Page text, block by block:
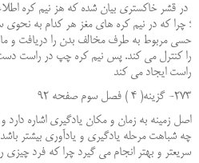
در قشر خاکستری بیان شده که هز نیم کره
؛ چرا که در نیم کره های مغز هر کدام به
حسی مربوط به طرف مخالف بدن را دریافت و
را کنترل می کند. پس نیم کره چپ در راست
راست ایجاد می کند
273- گزینه( 4 ) فصل سوم صفحه 92
اصل زمینه به زمان و مکان یادگیری اشاره
چه شباهت مرحله یادگیری و یادآوری بیشتر
سریعتر و بهتر انجام می گیرد چرا که فرد چیزی